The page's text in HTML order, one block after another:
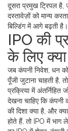
दूसरा प्रमुख ट्रिपल है,
दस्तावेज़ों को मान्य
बिल्डिंग में आगे बढ़ती है।
IPO की
के लिए
जब कंपनीनिवेश धन
पूँजी जुटाना चाहती है,
प्रक्रिया में
देखना चाहिए कि
की दिशा क्या है, और
होते हैं, तो IPO में भाग